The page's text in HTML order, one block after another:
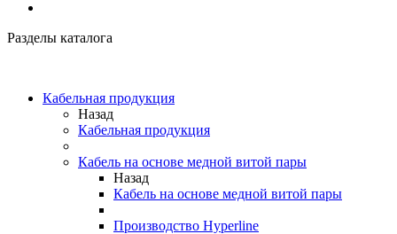
Разделы каталога
Кабельная продукция
Назад
Кабельная продукция
Кабель на основе медной витой пары
Назад
Кабель на основе медной витой пары
Производство Hyperline